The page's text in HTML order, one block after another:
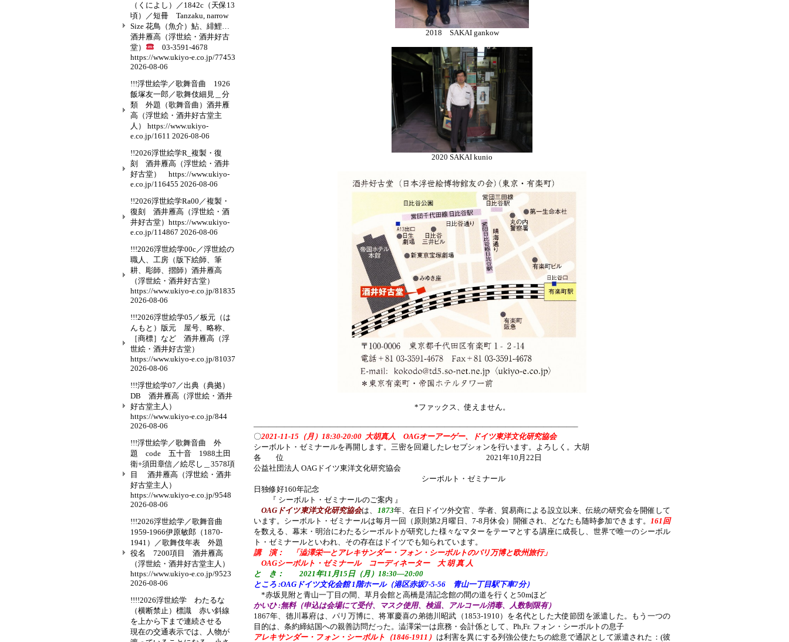
2018 SAKAI gankow
2020 SAKAI kunio
*ファックス、使えません。
——————————————————————————————————————————–
〇2021-11-15（月）18:30-20:00 大胡真人 OAGオーアーゲー、ドイツ東洋文化研究協会
シーボルト・ゼミナールを再開します。三密を回避したレセプシォンを行います。よろしく。大胡
各 位 2021年10月22日
公益社団法人 OAGドイツ東洋文化研究協会
シーボルト・ゼミナール
日独修好160年記念
『 シーボルト・ゼミナールのご案内 』
OAGドイツ東洋文化研究協会は、 1873年、在日ドイツ外交官、学者、貿易商による設立以来、伝統の研究会を開催して
います。シーボルト・ゼミナールは毎月一回（原則第2月曜日、7-8月休会）開催され、どなたも随時参加できます。 161回
を数える、幕末・明治にわたるシーボルトが研究した様々なマターをテーマとする講座に成長し、世界で唯一のシーボル
ト・ゼミナールといわれ、その存在はドイツでも知られています。
講 演： 「澁澤栄一とアレキサンダー・フォン・シーボルトのパリ万博と欧州旅行」
OAGシーボルト・ゼミナール コーディネーター 大 胡 真 人
と き： 2021年11月15日（月）18:30―20:00
ところ :OAGドイツ文化会館 1階ホール（港区赤坂7-5-56 青山一丁目駅下車7分）
*赤坂見附と青山一丁目の間、草月会館と高橋是清記念館の間の道を行くと50mほど
かいひ :無料（申込は会場にて受付、マスク使用、検温、アルコール消毒、人数制限有）
1867年、徳川幕府は、パリ万博に、将軍慶喜の弟徳川昭武（1853-1910）を名代とした大使節団を派遣した。もう一つの
目的は、条約締結国への親善訪問だった。澁澤栄一は庶務・会計係として、Ph,Fr. フォン・シーボルトの息子
アレキサンダー・フォン・シーボルト（1846-1911） は利害を異にする列強公使たちの総意で通訳として派遣された：(彼
（くによし）／1842c（天保13
頃）／短冊 Tanzaku, narrow
Size 花鳥（魚介）鮎、緋鯉…
酒井雁高（浮世絵・酒井好古
堂）
03-3591-4678
https://www.ukiyo-e.co.jp/77453
2026-08-06
!!!浮世絵学／歌舞音曲 1926
飯塚友一郎／歌舞伎細見＿分
類 外題（歌舞音曲）酒井雁
高（浮世絵・酒井好古堂主
人） https://www.ukiyo-
e.co.jp/1611 2026-08-06
!!2026浮世絵学R_複製・復
刻 酒井雁高（浮世絵・酒井
好古堂） https://www.ukiyo-
e.co.jp/116455 2026-08-06
!!2026浮世絵学Ra00／複製・
復刻 酒井雁高（浮世絵・酒
井好古堂）https://www.ukiyo-
e.co.jp/114867 2026-08-06
!!!2026浮世絵学00c／浮世絵の
職人、工房（版下絵師、筆
耕、彫師、摺師）酒井雁高
（浮世絵・酒井好古堂）
https://www.ukiyo-e.co.jp/81835
2026-08-06
!!!2026浮世絵学05／板元（は
んもと）版元 屋号、略称、
［商標］など 酒井雁高（浮
世絵・酒井好古堂）
https://www.ukiyo-e.co.jp/81037
2026-08-06
!!!浮世絵学07／出典（典拠）
DB 酒井雁高（浮世絵・酒井
好古堂主人）
https://www.ukiyo-e.co.jp/844
2026-08-06
!!!浮世絵学／歌舞音曲 外
題 code 五十音 1988土田
衛+須田章信／絵尽し＿3578項
目 酒井雁高（浮世絵・酒井
好古堂主人）
https://www.ukiyo-e.co.jp/9548
2026-08-06
!!!2026浮世絵学／歌舞音曲
1959-1966伊原敏郎（1870-
1941）／歌舞伎年表 外題
役名 7200項目 酒井雁高
（浮世絵・酒井好古堂主人）
https://www.ukiyo-e.co.jp/9523
2026-08-06
!!!!2026浮世絵学 わたるな
（横断禁止）標識 赤い斜線
を上から下まで連続させる
現在の交通表示では、人物が